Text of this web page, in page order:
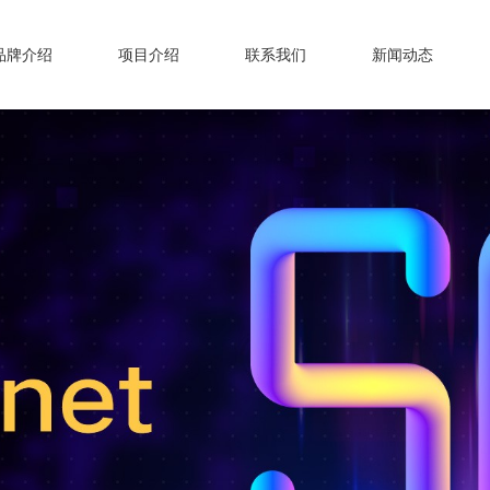
牌介绍 项目介绍 联系我们 新闻动态